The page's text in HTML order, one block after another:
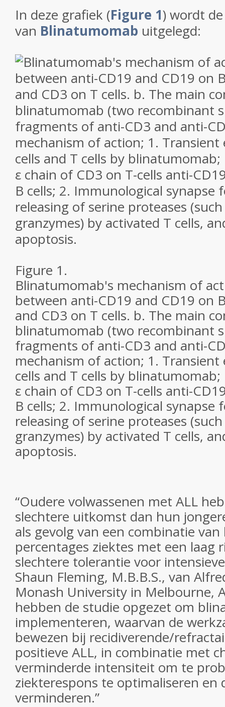
In deze grafiek (Figure 1)wordt
van Blinatumomab uitgelegd:
Figure 1.
Blinatumomab's mechanism of
between anti-CD19 and CD19 on
and CD3 on T cells. b. The main
blinatumomab (two recombinant
fragments of anti-CD3 and anti-
mechanism of action; 1.
cells and T cells by
ε chain of CD3 on T-cells anti-
B cells; 2. Immunological synapse
releasing of serine proteases
granzymes) by activated T cells,
apoptosis.
“Oudere volwassenen met ALL
slechtere uitkomst dan hun
als gevolg van een combinatie van
percentages ziektes met een laag
slechtere tolerantie voor
Shaun Fleming, M.B.B.S., van
Monash University in Melbourne,
hebben de studie opgezet om
implementeren, waarvan de
bewezen bij recidiverende/
positieve ALL, in combinatie met
verminderde intensiteit om te
ziekterespons te optimaliseren en
verminderen.”